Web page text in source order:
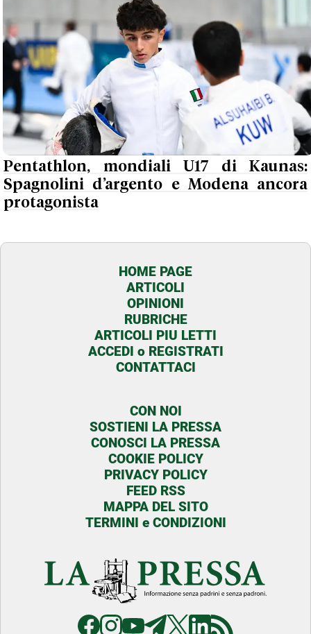
Pentathlon, mondiali U17 di Kaunas:
Spagnolini d’argento e Modena ancora
protagonista
HOME PAGE
ARTICOLI
OPINIONI
RUBRICHE
ARTICOLI PIU LETTI
ACCEDI o REGISTRATI
CONTATTACI
CON NOI
SOSTIENI LA PRESSA
CONOSCI LA PRESSA
COOKIE POLICY
PRIVACY POLICY
FEED RSS
MAPPA DEL SITO
TERMINI e CONDIZIONI